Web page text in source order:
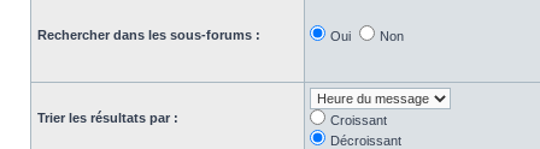
Rechercher dans les sous-forums : Oui Non
Trier les résultats par :
Croissant
Décroissant